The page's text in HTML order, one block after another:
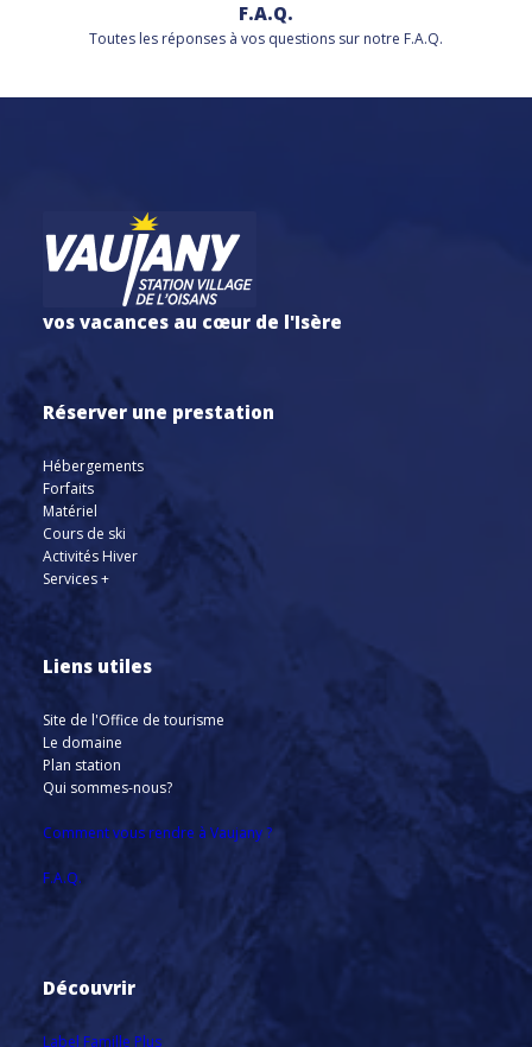
F.A.Q.
Toutes les réponses à vos questions sur notre F.A.Q.
vos vacances au cœur de l'Isère
Réserver une prestation
Hébergements
Forfaits
Matériel
Cours de ski
Activités Hiver
Services +
Liens utiles
Site de l'Office de tourisme
Le domaine
Plan station
Qui sommes-nous?
Comment vous rendre à Vaujany ?
F.A.Q.
Découvrir
Label Famille Plus